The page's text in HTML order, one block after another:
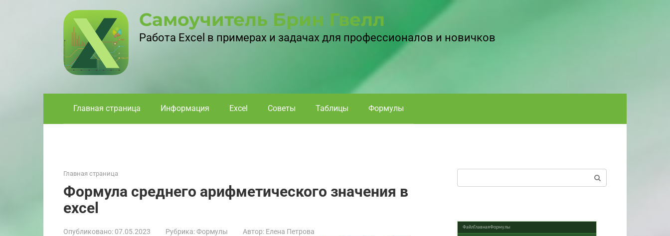
Самоучитель Брин Гвелл
Работа Excel в примерах и задачах для профессионалов и новичков
Главная страница Информация Excel Советы Таблицы Формулы
Главная страница
Формула среднего арифметического значения в
excel
Опубликовано: 07.05.2023 Рубрика:Формулы Автор: Елена Петрова
ФайлГлавнаяФормулы